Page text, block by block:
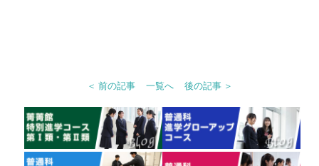
＜ 前の記事 一覧へ 後の記事 ＞